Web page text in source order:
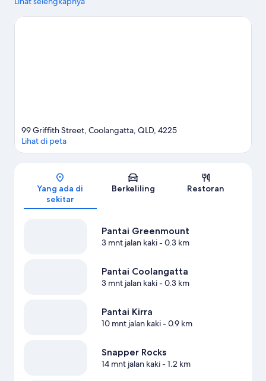
tempat yang sebaiknya tidak dilewatkan.
Peta
99 Griffith Street, Coolangatta, QLD, 4225
Lihat di peta
Yang ada di
sekitar
Berkeliling Restoran
Pantai Greenmount
3 mnt jalan kaki- 0.3 km
Pantai Coolangatta
3 mnt jalan kaki- 0.3 km
Pantai Kirra
10 mnt jalan kaki- 0.9 km
Snapper Rocks
14 mnt jalan kaki- 1.2 km